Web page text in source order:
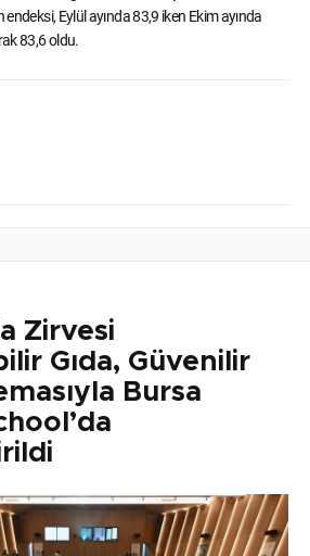
Eylül ayında 83,9 iken Ekim ayında
83,6 oldu.
Zirvesi
Gıda, Güvenilir
Bursa